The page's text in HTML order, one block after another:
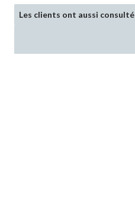
Les clients ont aussi consulté